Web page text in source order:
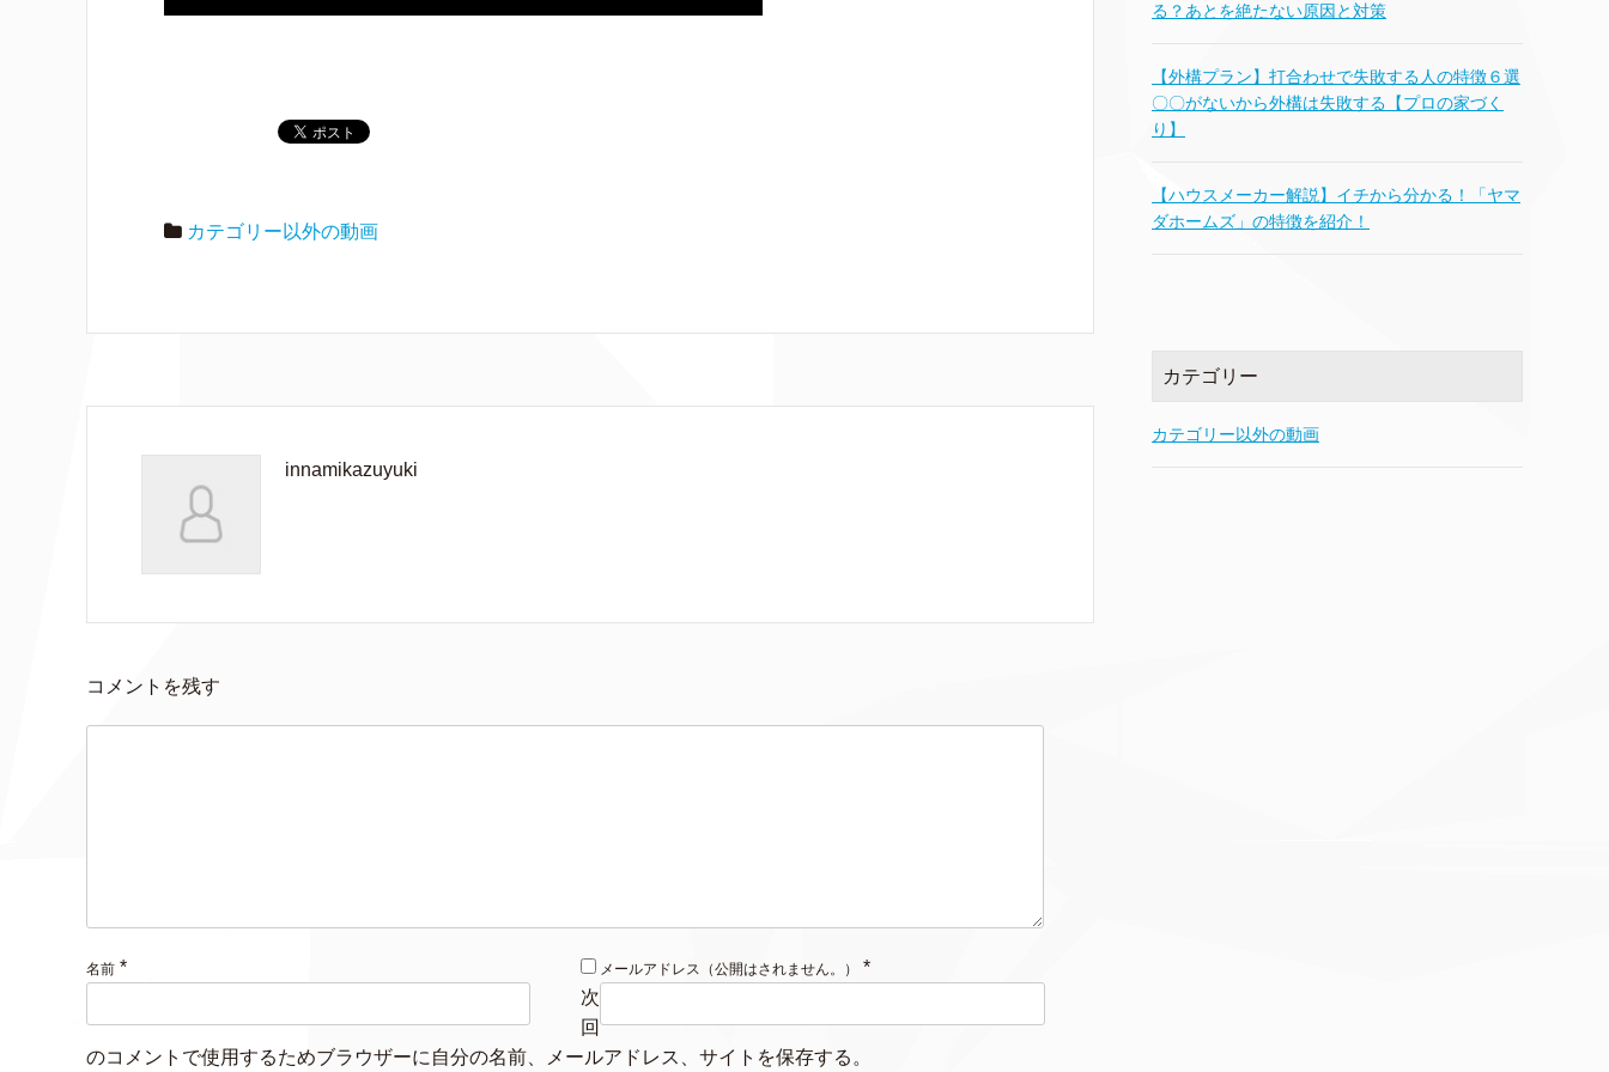
カテゴリー以外の動画
innamikazuyuki
コメントを残す
名前 * メールアドレス（公開はされません。）
*
次
回
のコメントで使用するためブラウザーに自分の名前、メールアドレス、サイトを保存する。
る？あとを絶たない原因と対策
【外構プラン】打合わせで失敗する人の特徴６選
〇〇がないから外構は失敗する【プロの家づく
り】
【ハウスメーカー解説】イチから分かる！「ヤマ
ダホームズ」の特徴を紹介！
カテゴリー
カテゴリー以外の動画